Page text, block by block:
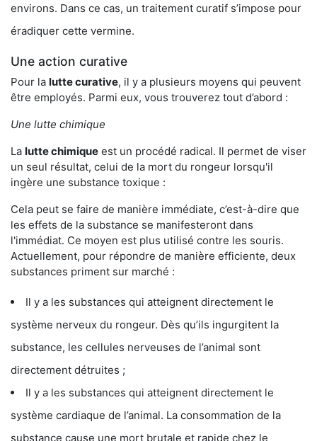
environs. Dans ce cas, un traitement curatif s’impose pour
éradiquer cette vermine.
Une action curative
Pour la lutte curative, il y a plusieurs moyens qui peuvent
être employés. Parmi eux, vous trouverez tout d’abord :
Une lutte chimique
La lutte chimique est un procédé radical. Il permet de viser
un seul résultat, celui de la mort du rongeur lorsqu'il
ingère une substance toxique :
Cela peut se faire de manière immédiate, c’est-à-dire que
les effets de la substance se manifesteront dans
l'immédiat. Ce moyen est plus utilisé contre les souris.
Actuellement, pour répondre de manière efficiente, deux
substances priment sur marché :
Il y a les substances qui atteignent directement le
système nerveux du rongeur. Dès qu’ils ingurgitent la
substance, les cellules nerveuses de l’animal sont
directement détruites ;
Il y a les substances qui atteignent directement le
système cardiaque de l’animal. La consommation de la
substance cause une mort brutale et rapide chez le